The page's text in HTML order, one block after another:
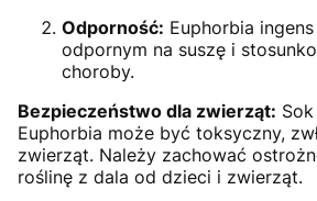
Odporność: Euphorbia
odpornym na suszę i
choroby.
Bezpieczeństwo dla zwierząt:
Euphorbia może być toksyczny,
zwierząt. Należy zachować
roślinę z dala od dzieci i zwierząt.